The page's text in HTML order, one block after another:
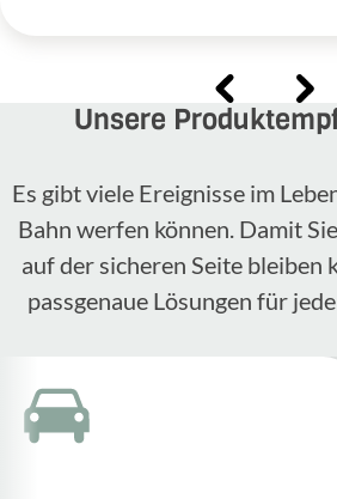
Unsere
Es gibt viele Ereignisse im
Bahn werfen können. Damit
auf der sicheren Seite bleiben
passgenaue Lösungen für